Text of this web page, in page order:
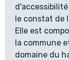
le constat de
Elle est
la commune
domaine du